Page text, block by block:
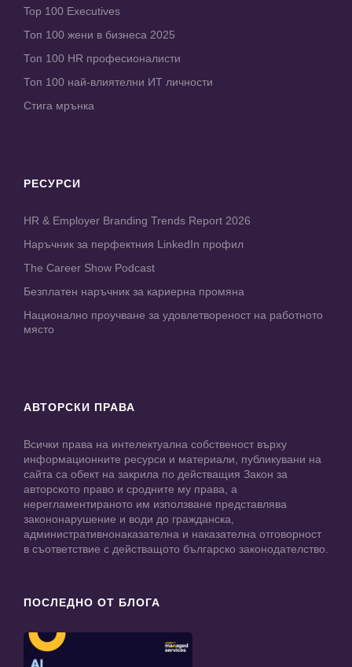
Top 100 Executives
Топ 100 жени в бизнеса 2025
Топ 100 HR професионалисти
Топ 100 най-влиятелни ИТ личности
Стига мрънка
РЕСУРСИ
HR & Employer Branding Trends Report 2026
Наръчник за перфектния LinkedIn профил
The Career Show Podcast
Безплатен наръчник за кариерна промяна
Национално проучване за удовлетвореност на работното
място
АВТОРСКИ ПРАВА
Всички права на интелектуална собственост върху
информационните ресурси и материали, публикувани на
сайта са обект на закрила по действащия Закон за
авторското право и сродните му права, а
нерегламентираното им използване представлява
закононарушение и води до гражданска,
административнонаказателна и наказателна отговорност
в съответствие с действащото българско законодателство.
ПОСЛЕДНО ОТ БЛОГА